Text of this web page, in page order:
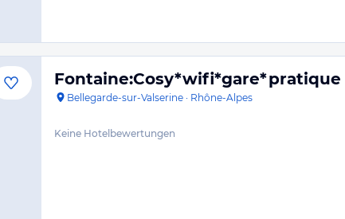
Fontaine:Cosy*wifi*gare*pratique
Bellegarde-sur-Valserine · Rhône-Alpes
Keine Hotelbewertungen